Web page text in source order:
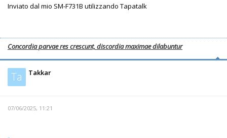
Inviato dal mio SM-F731B utilizzando Tapatalk
Concordia parvae res crescunt, discordia maximae dilabuntur
Ta Takkar
07/06/2025, 11:21